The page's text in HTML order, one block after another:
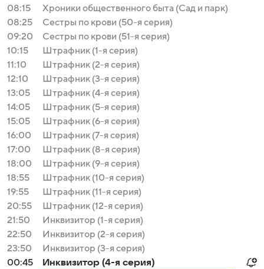
08:15
Хроники общественного быта (Сад и парк)
08:25
Сестры по крови (50-я серия)
09:20
Сестры по крови (51-я серия)
10:15
Штрафник (1-я серия)
11:10
Штрафник (2-я серия)
12:10
Штрафник (3-я серия)
13:05
Штрафник (4-я серия)
14:05
Штрафник (5-я серия)
15:05
Штрафник (6-я серия)
16:00
Штрафник (7-я серия)
17:00
Штрафник (8-я серия)
18:00
Штрафник (9-я серия)
18:55
Штрафник (10-я серия)
19:55
Штрафник (11-я серия)
20:55
Штрафник (12-я серия)
21:50
Инквизитор (1-я серия)
22:50
Инквизитор (2-я серия)
23:50
Инквизитор (3-я серия)
00:45
Инквизитор (4-я серия)